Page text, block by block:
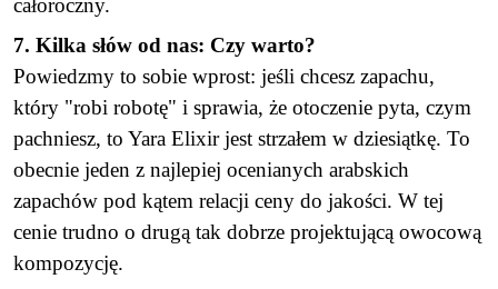
całoroczny.
7. Kilka słów od nas: Czy warto?
Powiedzmy to sobie wprost: jeśli chcesz zapachu,
który "robi robotę" i sprawia, że otoczenie pyta, czym
pachniesz, to Yara Elixir jest strzałem w dziesiątkę. To
obecnie jeden z najlepiej ocenianych arabskich
zapachów pod kątem relacji ceny do jakości. W tej
cenie trudno o drugą tak dobrze projektującą owocową
kompozycję.